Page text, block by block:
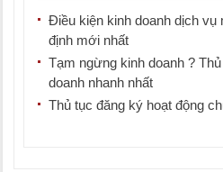
Điều kiện kinh doanh dịch vụ
định mới nhất
Tạm ngừng kinh doanh ?
doanh nhanh nhất
Thủ tục đăng ký hoạt động